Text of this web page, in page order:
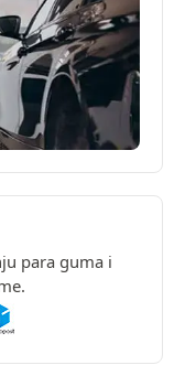
para guma i